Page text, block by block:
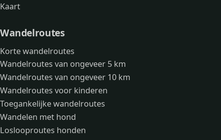
Kaart
Wandelroutes
Korte wandelroutes
Wandelroutes van ongeveer 5 km
Wandelroutes van ongeveer 10 km
Wandelroutes voor kinderen
Toegankelijke wandelroutes
Wandelen met hond
Loslooproutes honden